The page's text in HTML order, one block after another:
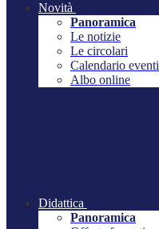
Novità
Panoramica
Le notizie
Le circolari
Calendario eventi
Albo online
Didattica
Panoramica